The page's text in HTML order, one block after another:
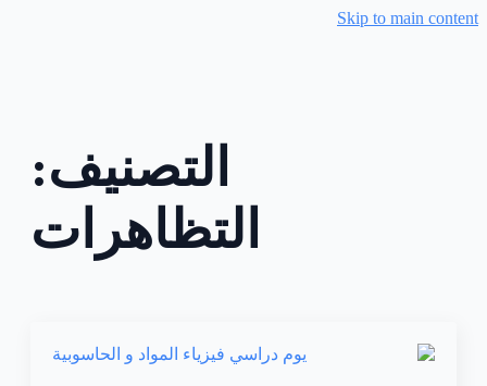
Skip to main content
التصنيف:
التظاهرات